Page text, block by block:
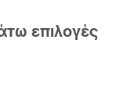
επιλογές